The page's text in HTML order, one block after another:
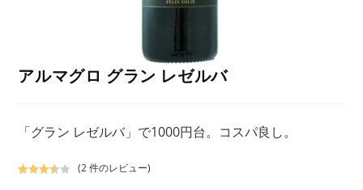
アルマグロ グラン レゼルバ
「グラン レゼルバ」で1000円台。コスパ良し。
(2件のレビュー)